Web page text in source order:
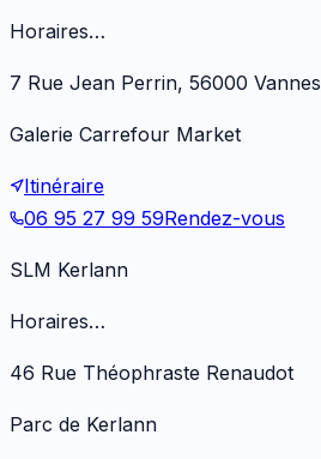
Horaires…
7 Rue Jean Perrin, 56000 Vannes
Galerie Carrefour Market
Itinéraire
06 95 27 99 59Rendez-vous
SLM Kerlann
Horaires…
46 Rue Théophraste Renaudot
Parc de Kerlann